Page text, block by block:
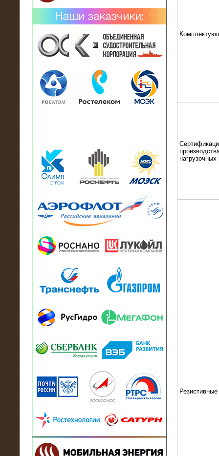
02.02.2019
Нагрузочный комплекс 26 МВт (10
кВ) поставлен в аренду на
13.07.2018
модуль в контейнере 2700 кВА на
Балтийский завод
Активно-реактивные нагрузочные
модули 15 МВт (21,5 МВА) На Кубок
конфедераций